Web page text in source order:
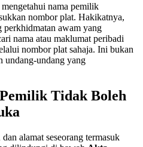
nama pemilik
nombor plat. Hakikatnya,
perkhidmatan awam yang
nama atau maklumat peribadi
nombor plat sahaja. Ini bukan
undang-undang yang
Tidak Boleh
alamat seseorang termasuk